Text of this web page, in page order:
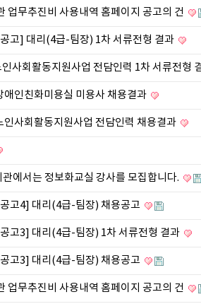
업무추진비 사용내역 홈페이지 공고의 건
고] 대리(4급-팀장) 1차 서류전형 결과
사회활동지원사업 전담인력 1차 서류전형
인친화미용실 미용사 채용결과
사회활동지원사업 전담인력 채용결과
에서는 정보화교실 강사를 모집합니다.
고4] 대리(4급-팀장) 채용공고
고3] 대리(4급-팀장) 1차 서류전형 결과
고3] 대리(4급-팀장) 채용공고
업무추진비 사용내역 홈페이지 공고의 건